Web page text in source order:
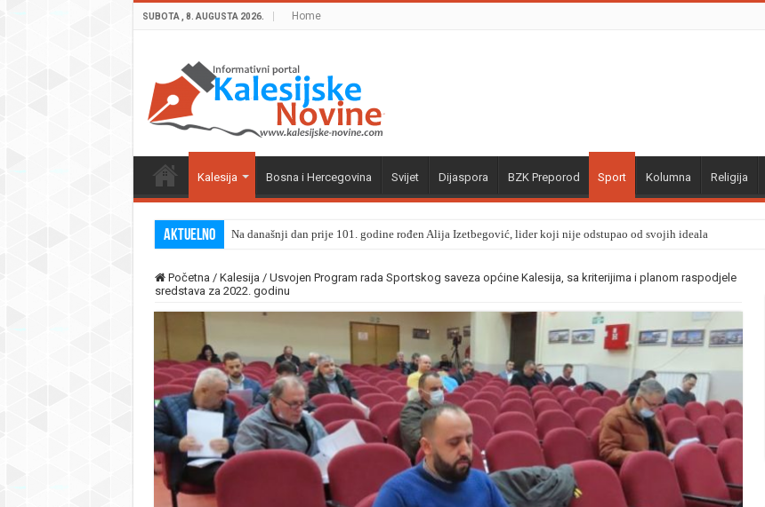
SUBOTA , 8. AUGUSTA 2026. Home
Kalesija Bosna i Hercegovina Svijet Dijaspora BZK Preporod Sport Kolumna Religija
Aktuelno Na današnji dan prije 101. godine rođen Alija Izetbegović, lider koji nije odstupao od svojih ideala
Početna / Kalesija / Usvojen Program rada Sportskog saveza općine Kalesija, sa kriterijima i planom raspodjele
sredstava za 2022. godinu